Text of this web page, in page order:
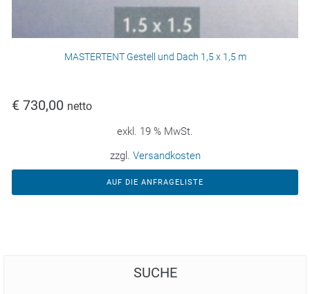
MASTERTENT Gestell und Dach 1,5 x 1,5 m
€ 730,00 netto
exkl. 19 % MwSt.
zzgl. Versandkosten
AUF DIE ANFRAGELISTE
SUCHE